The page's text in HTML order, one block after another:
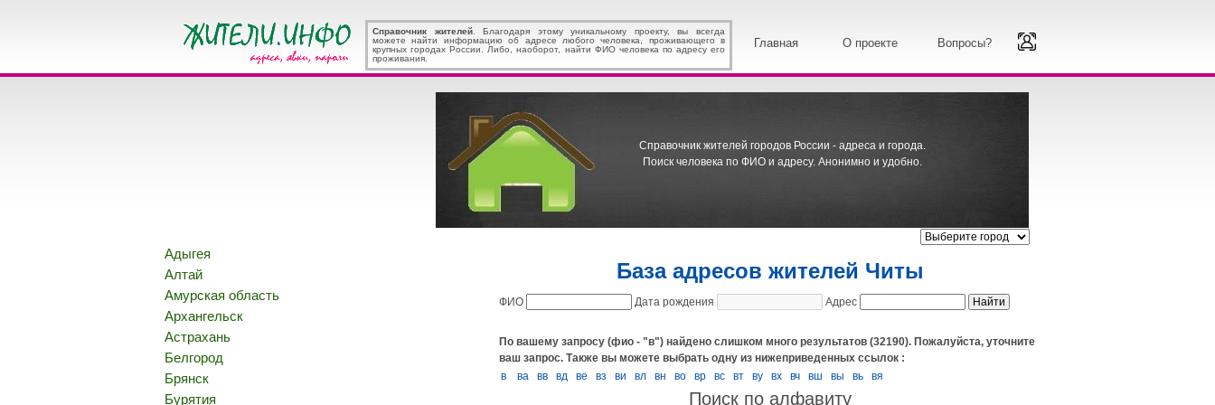
Справочник жителей. Благодаря этому уникальному проекту, вы всегда
можете найти информацию об адресе любого человека, проживающего в
крупных городах России. Либо, наоборот, найти ФИО человека по адресу его
проживания.
Главная О проекте Вопросы?
Справочник жителей городов России - адреса и города.
Поиск человека по ФИО и адресу. Анонимно и удобно.
Адыгея
Алтай
Амурская область
Архангельск
Астрахань
Белгород
Брянск
Бурятия
База адресов жителей Читы
ФИО Дата рождения Адрес
По вашему запросу (фио - "в") найдено слишком много результатов (32190). Пожалуйста, уточните
ваш запрос. Также вы можете выбрать одну из нижеприведенных ссылок :
в
ва вв вд ве вз ви вл вн во вр вс вт ву вх вч вш вы вь вя
Поиск по алфавиту